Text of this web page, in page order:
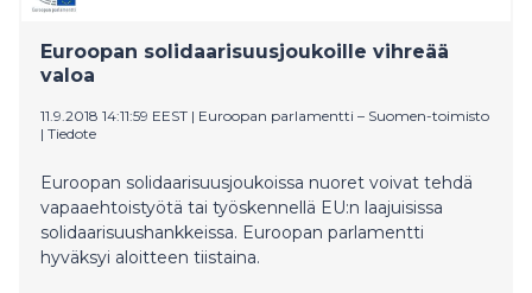
Euroopan solidaarisuusjoukoille vihreää
valoa
11.9.2018 14:11:59 EEST | Euroopan parlamentti – Suomen-toimisto
| Tiedote
Euroopan solidaarisuusjoukoissa nuoret voivat tehdä
vapaaehtoistyötä tai työskennellä EU:n laajuisissa
solidaarisuushankkeissa. Euroopan parlamentti
hyväksyi aloitteen tiistaina.